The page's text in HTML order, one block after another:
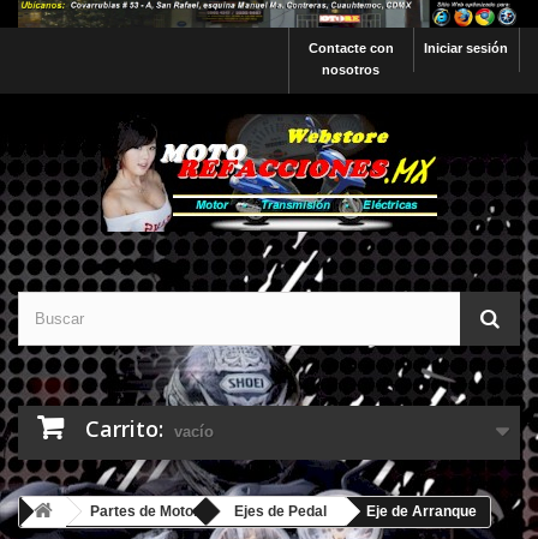
Iniciar sesión
Contacte con
nosotros
Carrito: vacío
Partes de Motor Ejes de Pedal Eje de Arranque